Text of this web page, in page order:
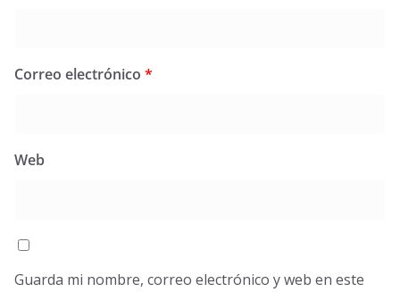
Correo electrónico *
Web
Guarda mi nombre, correo electrónico y web en este